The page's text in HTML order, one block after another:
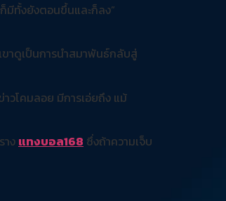
มีทั้งยังตอนขึ้นและก็ลง”
ขาดูเป็นการนำสมาพันธ์กลับสู่
วโคมลอย มีการเอ่ยถึง แม้
าง แทงบอล168 ซึ่งถ้าความเจ็บ